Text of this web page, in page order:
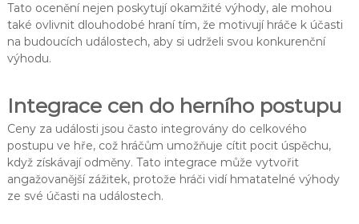
Tato ocenění nejen poskytují okamžité výhody, ale mohou
také ovlivnit dlouhodobé hraní tím, že motivují hráče k účasti
na budoucích událostech, aby si udrželi svou konkurenční
výhodu.
Integrace cen do herního postupu
Ceny za události jsou často integrovány do celkového
postupu ve hře, což hráčům umožňuje cítit pocit úspěchu,
když získávají odměny. Tato integrace může vytvořit
angažovanější zážitek, protože hráči vidí hmatatelné výhody
ze své účasti na událostech.